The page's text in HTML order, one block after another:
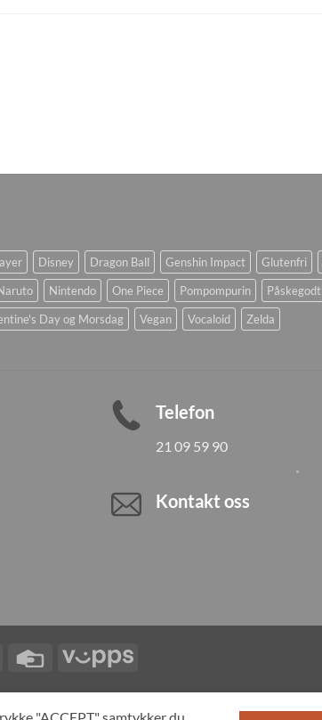
Disney Dragon Ball Genshin Impact Glutenfri
Nintendo One Piece Pompompurin Påskegodt
Day og Morsdag Vegan Vocaloid Zelda
Telefon
21 09 59 90
Kontakt oss
DanKort
Credit
Vipps
MIN KONTO ALL PRODUCTS